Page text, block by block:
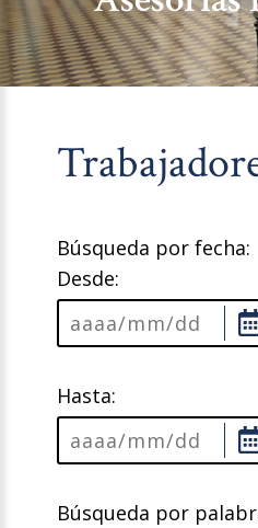
Búsqueda por fecha:
Desde:
Hasta:
Búsqueda por